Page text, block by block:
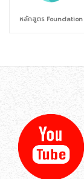
หลักสูตร Foundation